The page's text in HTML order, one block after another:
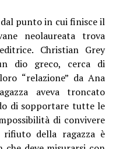
punto in cui finisce il
neolaureata trova
Christian Grey
dio greco, cerca di
“relazione” da Ana
aveva troncato
di sopportare tutte le
di convivere
della ragazza è